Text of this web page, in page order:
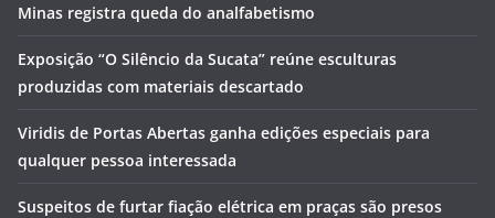
Minas registra queda do analfabetismo
Exposição “O Silêncio da Sucata” reúne esculturas
produzidas com materiais descartado
Viridis de Portas Abertas ganha edições especiais para
qualquer pessoa interessada
Suspeitos de furtar fiação elétrica em praças são presos